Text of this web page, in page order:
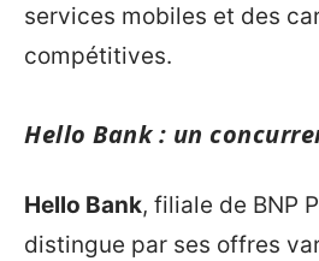
services mobiles et des
compétitives.
Hello Bank : un
Hello Bank, filiale de BNP
distingue par ses offres